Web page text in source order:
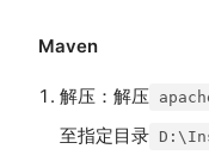
Maven
解压：解压
至指定目录